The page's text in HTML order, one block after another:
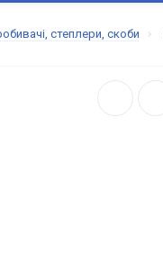
26 степлери, скоби